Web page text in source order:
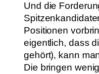
Und die
Positionen
eigentlich, dass
gehört), kann
Die bringen